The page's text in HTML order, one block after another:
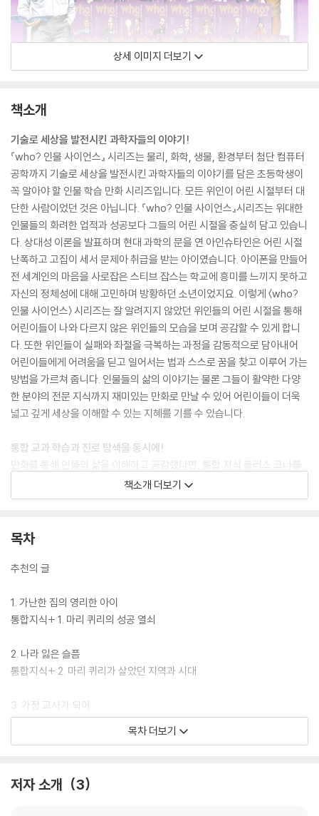
상세 이미지 더보기
책소개
기술로 세상을 발전시킨 과학자들의 이야기!
『who? 인물 사이언스』 시리즈는 물리, 화학, 생물, 환경부터 첨단 컴퓨터
공학까지 기술로 세상을 발전시킨 과학자들의 이야기를 담은 초등학생이
꼭 알아야 할 인물 학습 만화 시리즈입니다. 모든 위인이 어린 시절부터 대
단한 사람이었던 것은 아닙니다. 『who? 인물 사이언스』시리즈는 위대한
인물들의 화려한 업적과 성공보다 그들의 어린 시절을 충실히 담고 있습니
다. 상대성 이론을 발표하며 현대 과학의 문을 연 아인슈타인은 어린 시절
난폭하고 고집이 세서 문제아 취급을 받는 아이였습니다. 아이폰을 만들어
전 세계인의 마음을 사로잡은 스티브 잡스는 학교에 흥미를 느끼지 못하고
자신의 정체성에 대해 고민하며 방황하던 소년이었지요. 이렇게 〈who?
인물 사이언스〉 시리즈는 잘 알려지지 않았던 위인들의 어린 시절을 통해
어린이들이 나와 다르지 않은 위인들의 모습을 보며 공감할 수 있게 합니
다. 또한 위인들이 실패와 좌절을 극복하는 과정을 감동적으로 담아내어
어린이들에게 어려움을 딛고 일어서는 법과 스스로 꿈을 찾고 이루어 가는
방법을 가르쳐 줍니다. 인물들의 삶의 이야기는 물론 그들이 활약한 다양
한 분야의 전문 지식까지 재미있는 만화로 만날 수 있어 어린이들이 더욱
넓고 깊게 세상을 이해할 수 있는 지혜를 기를 수 있습니다.
통합 교과 학습과 진로 탐색을 동시에!
만화를 통해 인물의 삶을 이해하고 공감했다면, 통합 지식 플러스 코너를
통해서는 다양한 배경지식과 시사 상식, 교과 지식을 얻을 수 있습니다. 아
인슈타인의 이야기를 통해 제2차 세계 대전의 과정과 결과를 알 수 있고,
있는 것처럼 『who? 인물 사이언스』 시리즈는 권마다 세계의 중요한 사건
나고 활동했던 나라의 역사와 문화에 대한 내용도 볼 수 있어 다양한 영역
속 인물의 직업에 대해 더 자세히 알아보고 나의 관심과 흥미에 대해서도
생각해 볼 수 있는 진로 탐색 워크북을 구성하였습니다. 워크북의 활동을
를 탐색하고 설계해 볼 수 있습니다.
책소개 더보기
목차
추천의 글
1. 가난한 집의 영리한 아이
통합지식+ 1. 마리 퀴리의 성공 열쇠
2. 나라 잃은 슬픔
통합지식+ 2. 마리 퀴리가 살았던 지역과 시대
3. 가정 교사가 되어
통합지식+ 3. 세상을 놀라게 한 여성 과학자
목차 더보기
저자 소개 3